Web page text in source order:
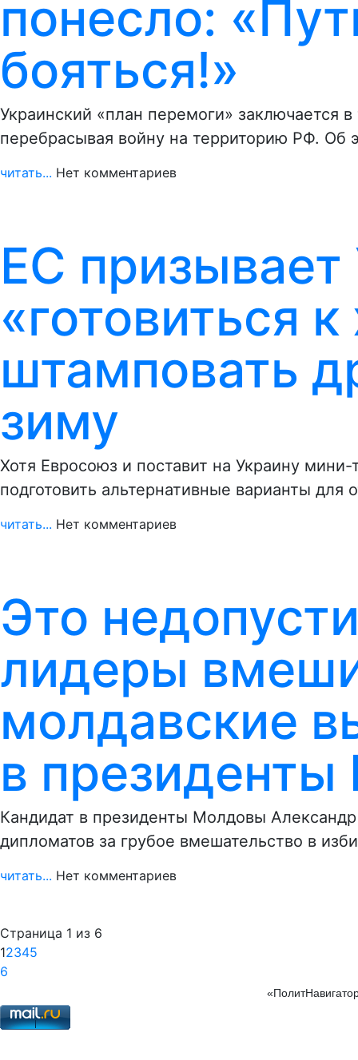
понесло:
бояться!»
Украинский «план перемоги» заключается
перебрасывая войну на территорию РФ. Об
читать... Нет комментариев
ЕС призывает
«готовиться
штамповать
зиму
Хотя Евросоюз и поставит на Украину
подготовить альтернативные варианты
читать... Нет комментариев
Это
лидеры
молдавские
в
Кандидат в президенты Молдовы
дипломатов за грубое вмешательство в
читать... Нет комментариев
Страница 1 из 6
12345
6